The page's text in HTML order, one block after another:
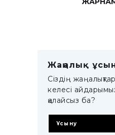
Жаңалық
Сіздің
келесі
қалайсыз ба?
Ұсыну